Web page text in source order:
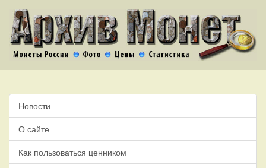
Новости
О сайте
Как пользоваться ценником